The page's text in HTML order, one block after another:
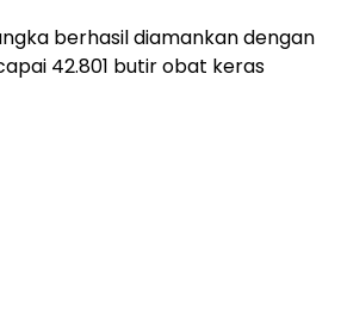
berhasil diamankan dengan
42.801 butir obat keras